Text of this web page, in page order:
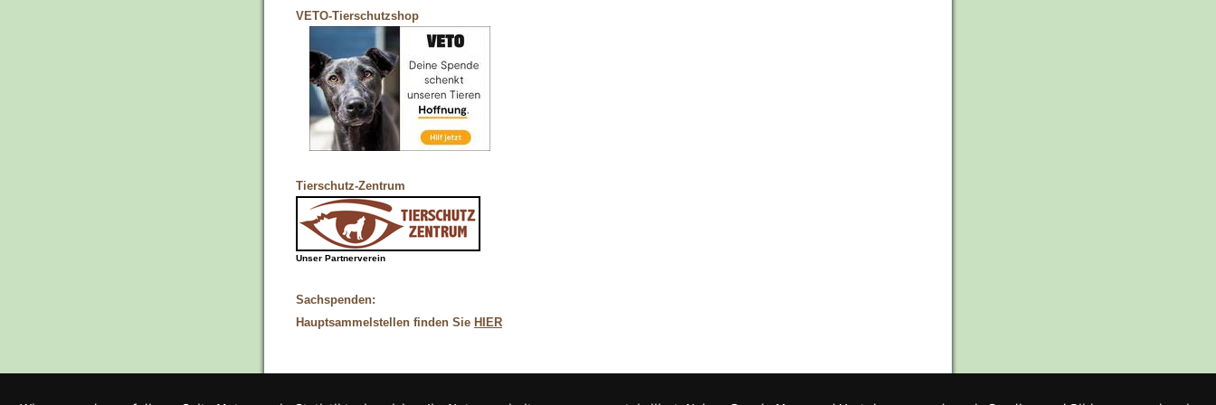
VETO-Tierschutzshop
Tierschutz-Zentrum
Unser Partnerverein
Sachspenden:
Hauptsammelstellen finden Sie HIER